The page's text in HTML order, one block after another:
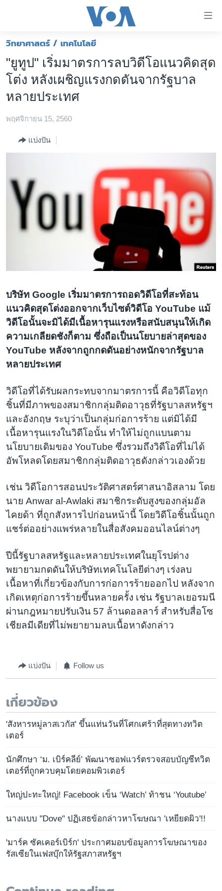
ต่อ
ข้าม
เนื้อหา
หลัก
ไป
ข้าม
การ
ค้นหา
โลก
เอเชีย
ไทย
ธุรกิจ
สังคมและสุขภาพ
ไลฟ์สไตล์
ตรวจสอบข่าว
เรียนรู้ภาษาอังกฤษ
เลือกภาษา
วิทยาศาสตร์ / เทคโนโลยี
"ยูทูป" เริ่มมาตรการลบวิดีโอแนวคิดสุด
โต่ง หลังเผชิญแรงกดดันจากรัฐบาล
หลายประเทศ
พฤศจิกายน 15, 2560
แบ่งปัน
บริษัท Google เริ่มมาตรการถอดวิดีโอที่สะท้อน
แนวคิดสุดโต่งออกจากเว็บไซต์วิดีโอ YouTube แม้
วิดีโอนั้นจะมิได้มีเนื้อหารุนแรงหรือสนับสนุนให้เกิด
ความเกลียดชังก็ตาม ซึ่งถือเป็นนโยบายล่าสุดของ
YouTube หลังจากถูกกดดันอย่างหนักจากรัฐบาล
หลายประเทศ
วิดีโอที่ได้รับผลกระทบจากมาตรการนี้ คือวิดีโอทุก
ชิ้นที่มีภาพของสมาชิกกลุ่มติดอาวุธที่รัฐบาลสหรัฐฯ
และอังกฤษ ระบุว่าเป็นกลุ่มก่อการร้าย แต่มิได้มี
เนื้อหารุนแรงในวิดีโอนั้น ทำให้ไม่ถูกแบนตาม
นโยบายเดิมของ YouTube ซึ่งรวมถึงวิดีโอที่ไม่ได้
อัพโหลดโดยสมาชิกกลุ่มติดอาวุธดังกล่าวเองด้วย
เช่น วิดีโอการสอนประวัติศาสตร์ศาสนาอิสลาม โดย
นาย Anwar al-Awlaki สมาชิกระดับสูงของกลุ่มอัล
ไคยด้า ที่ถูกสังหารไปก่อนหน้านี้ โดยวิดีโอชิ้นนั้นถูก
แชร์ต่ออย่างแพร่หลายในสื่อสังคมออนไลน์ต่างๆ
ปีนี้รัฐบาลสหรัฐและหลายประเทศในยุโรปต่าง
พยายามกดดันให้บริษัทเทคโนโลยีต่างๆ เร่งลบ
เนื้อหาที่เกี่ยวข้องกับการก่อการร้ายออกไป หลังจาก
เกิดเหตุก่อการร้ายขึ้นหลายครั้ง เช่น รัฐบาลเยอรมนี
ผ่านกฎหมายปรับเงิน 57 ล้านดอลลาร์ สำหรับสื่อโซ
เชียลมีเดียที่ไม่พยายามลบเนื้อหาดังกล่าว
แบ่งปัน Follow us
เกี่ยวข้อง
'สังหารหมู่ลาสเวกัส' ขึ้นแท่นวันที่โศกเศร้าที่สุดทางทวิต
เตอร์
นักศึกษา ‘ม. เบิร์คลีย์’ พัฒนาซอฟแวร์ตรวจสอบบัญชีทวิต
เตอร์ที่ถูกควบคุมโดยคอมพิวเตอร์
ใหญ่ปะทะใหญ่! Facebook เข็น ‘Watch’ ท้าชน ‘Youtube’
นางแบบ "Dove" ปฏิเสธข้อกล่าวหาโฆษณา 'เหยียดผิว'!!
'มาร์ค ซัคเคอร์เบิร์ก' ประกาศมอบข้อมูลการโฆษณาของ
รัสเซียในเฟสบุ๊กให้รัฐสภาสหรัฐฯ